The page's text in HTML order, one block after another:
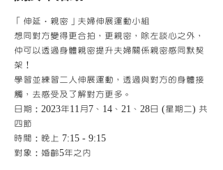
「伸延‧親密」夫婦伸展運動小組
想同對方變得更合拍，更親密，除左談心之外，
仲可以透過身體親密提升夫婦關係親密感同默契
架！
學習並練習二人伸展運動，透過與對方的身體接
觸，去感受及了解對方更多。
日期：2023年11月7、14、21、28日 (星期二) 共
四節
時間：晚上 7:15 - 9:15
對象：婚齡5年之內